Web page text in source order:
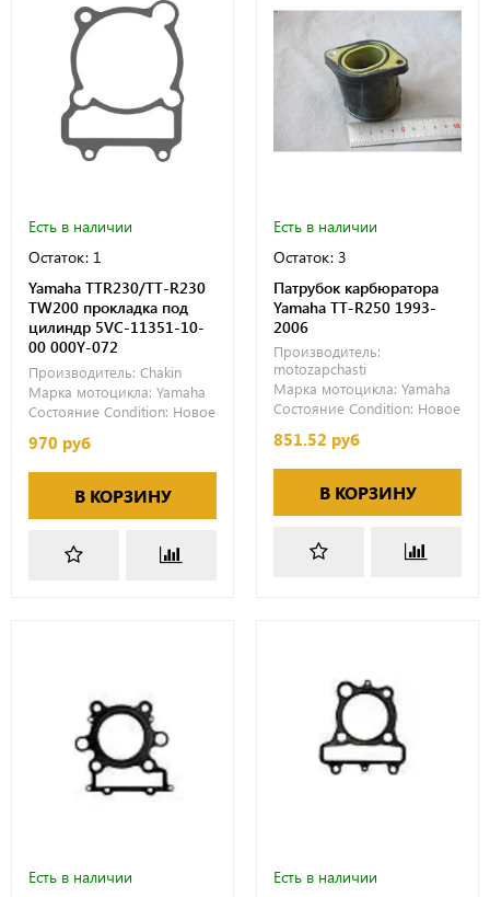
Есть в наличии
Остаток: 1
Yamaha TTR230/TT-R230
TW200 прокладка под
цилиндр 5VC-11351-10-
00 000Y-072
Производитель: Chakin
Марка мотоцикла: Yamaha
Состояние Condition: Новое
970 руб
В КОРЗИНУ
Есть в наличии
Остаток: 3
Патрубок карбюратора
Yamaha TT-R250 1993-
2006
Производитель:
motozapchasti
Марка мотоцикла: Yamaha
Состояние Condition: Новое
851.52 руб
В КОРЗИНУ
Есть в наличии
Есть в наличии